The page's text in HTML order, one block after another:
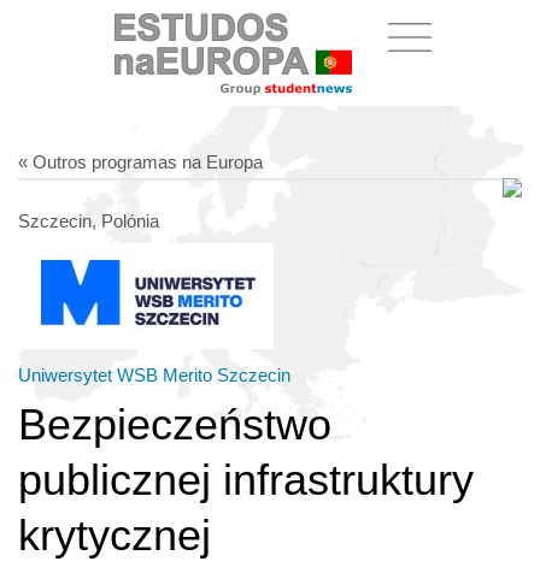
« Outros programas na Europa
Szczecin, Polónia
Uniwersytet WSB Merito Szczecin
Bezpieczeństwo
publicznej infrastruktury
krytycznej